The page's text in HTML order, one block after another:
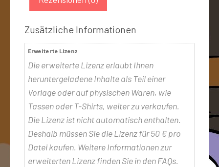
Zusätzliche Informationen
Erweiterte Lizenz
Die erweiterte Lizenz erlaubt Ihnen
heruntergeladene Inhalte als Teil einer
Vorlage oder auf physischen Waren, wie
Tassen oder T-Shirts, weiter zu verkaufen.
Die Lizenz ist nicht automatisch enthalten.
Deshalb müssen Sie die Lizenz für 50 € pro
Datei kaufen. Weitere Informationen zur
erweiterten Lizenz finden Sie in den FAQs.